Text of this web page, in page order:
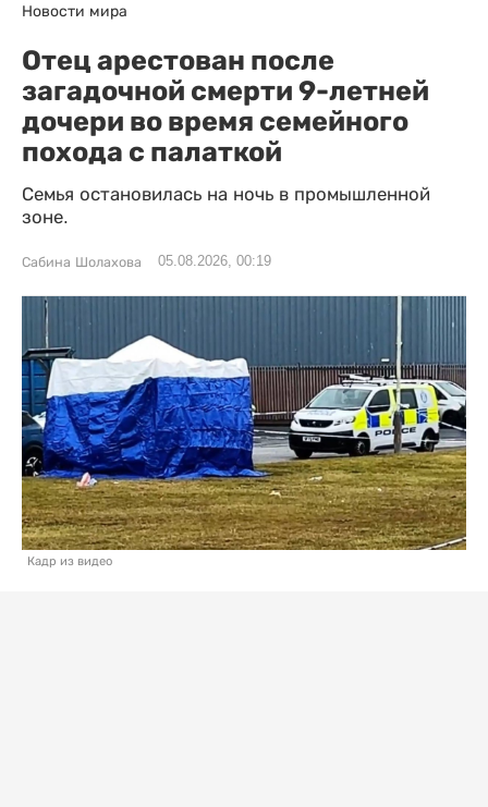
Новости мира
Отец арестован после
загадочной смерти 9-летней
дочери во время семейного
похода с палаткой
Семья остановилась на ночь в промышленной
зоне.
Сабина Шолахова 05.08.2026, 00:19
Кадр из видео